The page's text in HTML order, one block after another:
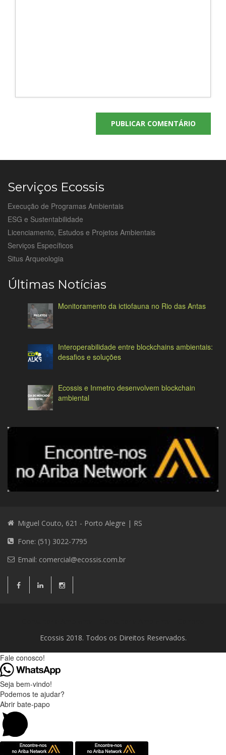
Serviços Ecossis
Execução de Programas Ambientais
ESG e Sustentabilidade
Licenciamento, Estudos e Projetos Ambientais
Serviços Específicos
Situs Arqueologia
Últimas Notícias
Monitoramento da ictiofauna no Rio das Antas
Interoperabilidade entre blockchains ambientais:
desafios e soluções
Ecossis e Inmetro desenvolvem blockchain
ambiental
Miguel Couto, 621 - Porto Alegre | RS
Fone: (51) 3022-7795
Email: comercial@ecossis.com.br
Ecossis 2018. Todos os Direitos Reservados.
Fale conosco!
Seja bem-vindo!
Podemos te ajudar?
Abrir bate-papo